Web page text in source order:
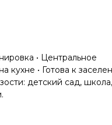
• Центральное
кухне • Готова к
детский сад,